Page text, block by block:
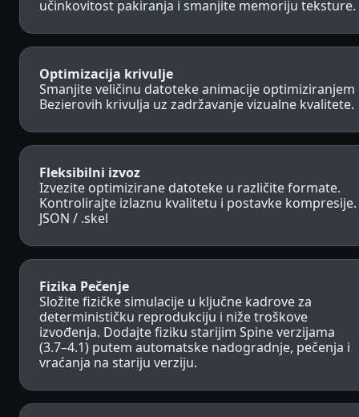
učinkovitost pakiranja i smanjite memoriju teksture.
Optimizacija krivulje
Smanjite veličinu datoteke animacije optimiziranjem
Bezierovih krivulja uz zadržavanje vizualne kvalitete.
Fleksibilni izvoz
Izvezite optimizirane datoteke u različite formate.
Kontrolirajte izlaznu kvalitetu i postavke kompresije.
JSON / .skel
Fizika Pečenje
Složite fizičke simulacije u ključne kadrove za
determinističku reprodukciju i niže troškove
izvođenja. Dodajte fiziku starijim Spine verzijama
(3.7–4.1) putem automatske nadogradnje, pečenja i
vraćanja na stariju verziju.